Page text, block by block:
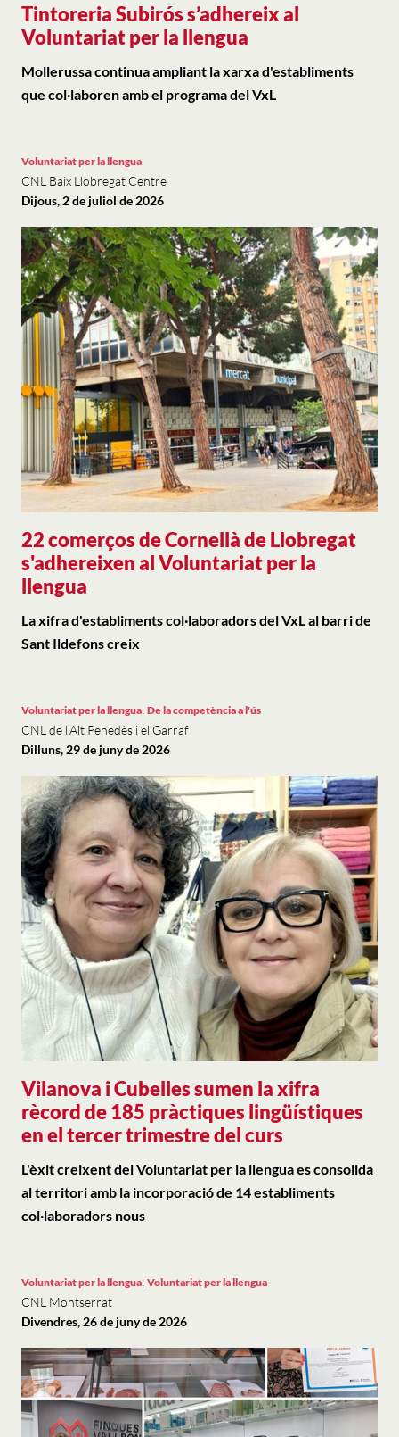
Tintoreria Subirós s’adhereix al
Voluntariat per la llengua
Mollerussa continua ampliant la xarxa d'establiments
que col·laboren amb el programa del VxL
22 comerços de Cornellà de Llobregat
s'adhereixen al Voluntariat per la
llengua
Voluntariat per la llengua
CNL Baix Llobregat Centre
Dijous, 2 de juliol de 2026
La xifra d'establiments col·laboradors del VxL al barri de
Sant Ildefons creix
Vilanova i Cubelles sumen la xifra
rècord de 185 pràctiques lingüístiques
en el tercer trimestre del curs
Voluntariat per la llengua De la competència a l'ús
CNL de l'Alt Penedès i el Garraf
Dilluns, 29 de juny de 2026
L'èxit creixent del Voluntariat per la llengua es consolida
al territori amb la incorporació de 14 establiments
col·laboradors nous
Voluntariat per la llengua Voluntariat per la llengua
CNL Montserrat
Divendres, 26 de juny de 2026